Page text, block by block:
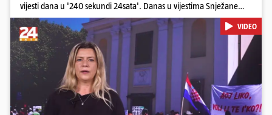
vijesti dana u '240 sekundi 24sata'. Danas u vijestima Snježane
Krnetić: Lika teško zagađena s 37.000 tona opasnog otpada, Troje
poginulih u nesreći u Zagrebu, Uhićen načelnik Svetog Ivana
Žabna, Borba za život Denisa Vejzovića, Krajaču režu ovlasti: Slijedi
otkaz...
Pokretanje videa...
VIDEO